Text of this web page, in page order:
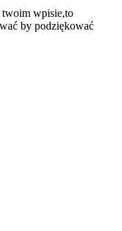
twoim wpisie,to
by podziękować